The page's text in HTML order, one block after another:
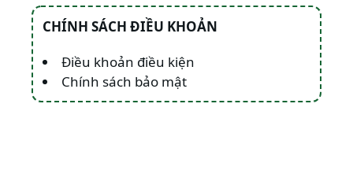
CHÍNH SÁCH ĐIỀU KHOẢN
Điều khoản điều kiện
Chính sách bảo mật